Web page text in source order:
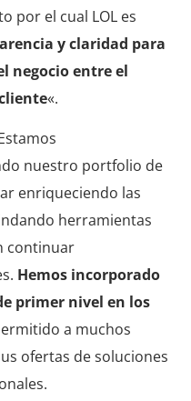
por el cual LOL es
y claridad para
negocio entre el
«.
nuestro portfolio de
enriqueciendo las
herramientas
continuar
Hemos incorporado
primer nivel en los
a muchos
ofertas de soluciones